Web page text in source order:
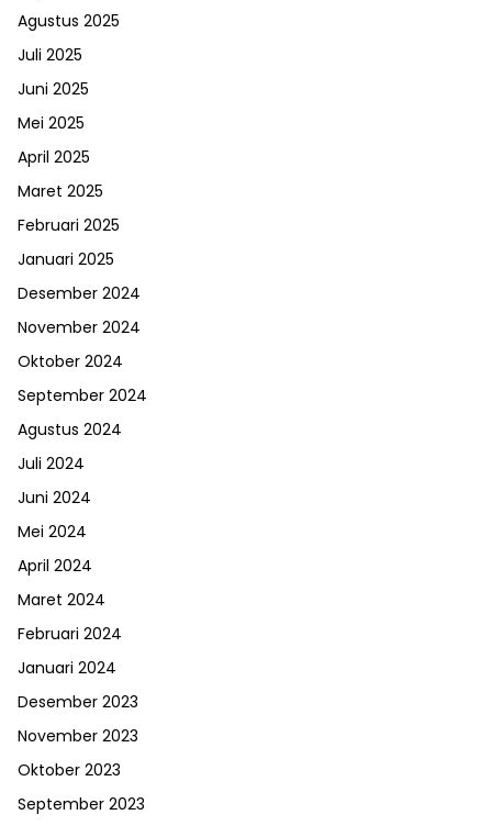
Agustus 2025
Juli 2025
Juni 2025
Mei 2025
April 2025
Maret 2025
Februari 2025
Januari 2025
Desember 2024
November 2024
Oktober 2024
September 2024
Agustus 2024
Juli 2024
Juni 2024
Mei 2024
April 2024
Maret 2024
Februari 2024
Januari 2024
Desember 2023
November 2023
Oktober 2023
September 2023